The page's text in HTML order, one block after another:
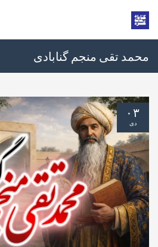
محمد تقی منجم گنابادی
۰۳
دی